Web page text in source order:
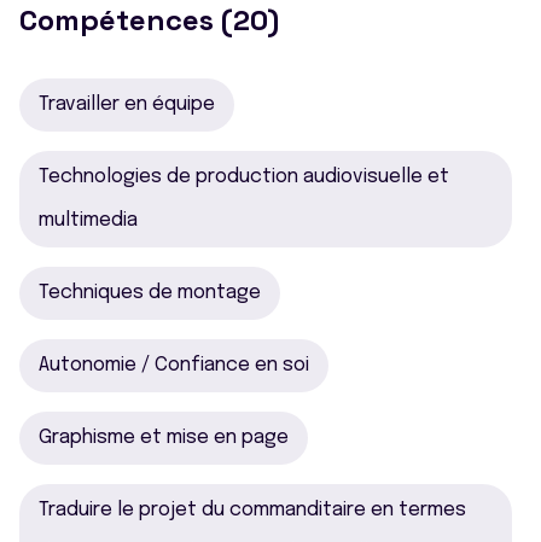
Compétences (20)
Travailler en équipe
Technologies de production audiovisuelle et
multimedia
Techniques de montage
Autonomie / Confiance en soi
Graphisme et mise en page
Traduire le projet du commanditaire en termes